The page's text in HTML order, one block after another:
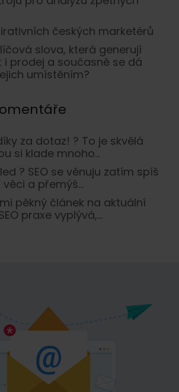
českých marketérů
slova, která generují
i prodej a současně se dá
umístěním?
za dotaz! ? To je skvělá
si klade mnoho...
? SEO se věnuju zatím spíš
a přemýš...
pěkný článek na aktuální
praxe vyplývá,...